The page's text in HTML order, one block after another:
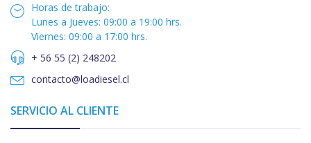
Horas de trabajo:
Lunes a Jueves: 09:00 a 19:00 hrs.
Viernes: 09:00 a 17:00 hrs.
+ 56 55 (2) 248202
contacto@loadiesel.cl
SERVICIO AL CLIENTE